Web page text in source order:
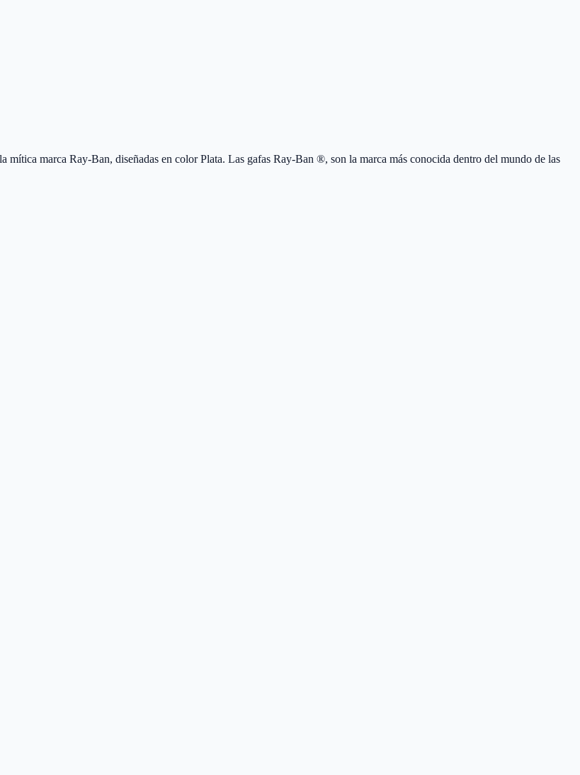
marca Ray-Ban, diseñadas en color Plata. Las gafas Ray-Ban ®, son la marca más conocida dentro del mundo de las